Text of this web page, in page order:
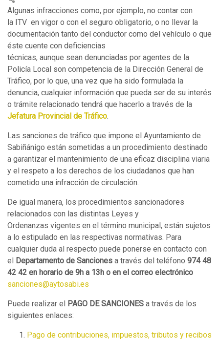
Algunas infracciones como, por ejemplo, no contar con
la ITV en vigor o con el seguro obligatorio, o no llevar la
documentación tanto del conductor como del vehículo o que
éste cuente con deficiencias
técnicas, aunque sean denunciadas por agentes de la
Policía Local son competencia de la Dirección General de
Tráfico, por lo que, una vez que ha sido formulada la
denuncia, cualquier información que pueda ser de su interés
o trámite relacionado tendrá que hacerlo a través de la
Jefatura Provincial de Tráfico
Las sanciones de tráfico que impone el Ayuntamiento de
Sabiñánigo están sometidas a un procedimiento destinado
a garantizar el mantenimiento de una eficaz disciplina viaria
y el respeto a los derechos de los ciudadanos que han
cometido una infracción de circulación.
De igual manera, los procedimientos sancionadores
relacionados con las distintas Leyes y
Ordenanzas vigentes en el término municipal, están sujetos
a lo estipulado en las respectivas normativas. Para
cualquier duda al respecto puede ponerse en contacto con
el Departamento de Sanciones a través del teléfono 974 48
42 42 en horario de 9h a 13h o en el correo electrónico
sanciones@aytosabi.es
Puede realizar el PAGO DE SANCIONES a través de los
siguientes enlaces:
Pago de contribuciones, impuestos, tributos y recibos